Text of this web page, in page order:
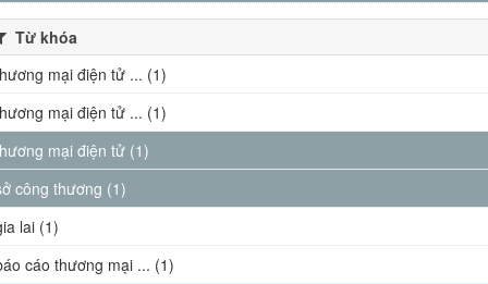
Từ khóa
mại điện tử ... (1)
mại điện tử ... (1)
mại điện tử (1)
công thương (1)
lai (1)
cáo thương mại ... (1)